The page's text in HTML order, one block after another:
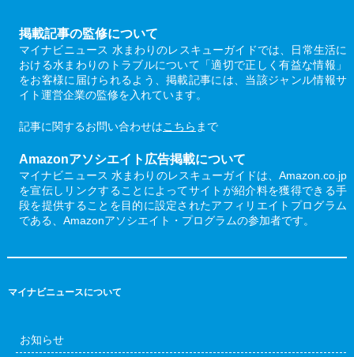
掲載記事の監修について
マイナビニュース 水まわりのレスキューガイドでは、日常生活に
おける水まわりのトラブルについて「適切で正しく有益な情報」
をお客様に届けられるよう、掲載記事には、当該ジャンル情報サ
イト運営企業の監修を入れています。
記事に関するお問い合わせはこちら まで
Amazonアソシエイト広告掲載について
マイナビニュース 水まわりのレスキューガイドは、Amazon.co.jp
を宣伝しリンクすることによってサイトが紹介料を獲得できる手
段を提供することを目的に設定されたアフィリエイトプログラム
である、Amazonアソシエイト・プログラムの参加者です。
マイナビニュースについて
お知らせ